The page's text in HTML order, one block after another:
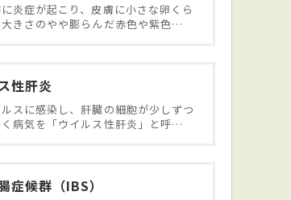
炎症が起こり、皮膚に小さな卵くら
大きさのやや膨らんだ赤色や紫色…
性肝炎
スに感染し、肝臓の細胞が少しずつ
病気を「ウイルス性肝炎」と呼…
症候群（IBS）